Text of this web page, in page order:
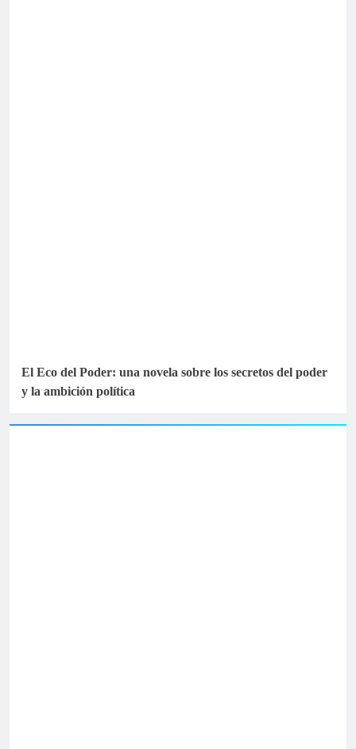
El Eco del Poder: una novela sobre los secretos del poder
y la ambición política